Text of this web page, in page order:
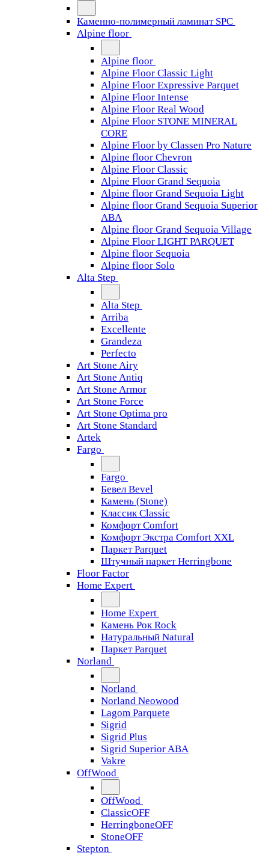
Каменно-полимерный ламинат SPC
Alpine floor
Alpine floor
Alpine Floor Classic Light
Alpine Floor Expressive Parquet
Alpine Floor Intense
Alpine Floor Real Wood
Alpine Floor STONE MINERAL
CORE
Alpine Floor by Classen Pro Nature
Alpine floor Chevron
Alpine Floor Classic
Alpine Floor Grand Sequoia
Alpine floor Grand Sequoia Light
Alpine floor Grand Sequoia Superior
ABA
Alpine floor Grand Sequoia Village
Alpine Floor LIGHT PARQUET
Alpine floor Sequoia
Alpine floor Solo
Alta Step
Alta Step
Arriba
Excellente
Grandeza
Perfecto
Art Stone Airy
Art Stone Antiq
Art Stone Armor
Art Stone Force
Art Stone Optima pro
Art Stone Standard
Artek
Fargo
Fargo
Бевел Bevel
Камень (Stone)
Классик Classic
Комфорт Comfort
Комфорт Экстра Comfort XXL
Паркет Parquet
Штучный паркет Herringbone
Floor Factor
Home Expert
Home Expert
Камень Рок Rock
Натуральный Natural
Паркет Parquet
Norland
Norland
Norland Neowood
Lagom Parquete
Sigrid
Sigrid Plus
Sigrid Superior ABA
Vakre
OffWood
OffWood
ClassicOFF
HerringboneOFF
StoneOFF
Stepton